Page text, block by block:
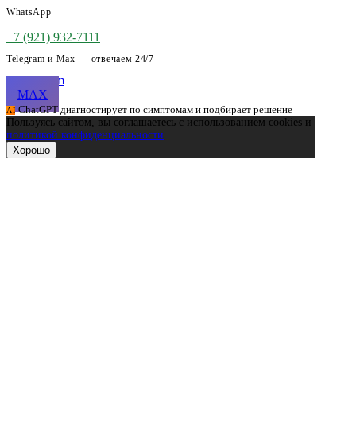
WhatsApp
+7 (921) 932-7111
Telegram и Max — отвечаем 24/7
Telegram
MAX
AI ChatGPT диагностирует по симптомам и подбирает решение
Пользуясь сайтом, вы соглашаетесь с использованием cookies и
политикой конфиденциальности
Хорошо